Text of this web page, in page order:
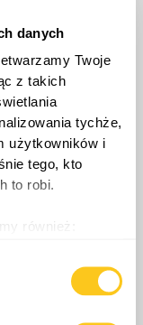
danych
Twoje
z takich
tychże,
użytkowników i
tego, kto
to robi.
również:
do kilku metrów
zasobów.
grozi
Nigerii,
pomoc w